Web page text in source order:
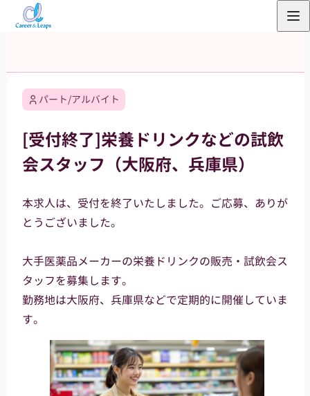
ス
パート/アルバイト
[受付終了]栄養ドリンクなどの試飲
会スタッフ（大阪府、兵庫県）
本求人は、受付を終了いたしました。ご応募、ありが
とうございました。
大手医薬品メーカーの栄養ドリンクの販売・試飲会ス
タッフを募集します。
勤務地は大阪府、兵庫県などで定期的に開催していま
す。